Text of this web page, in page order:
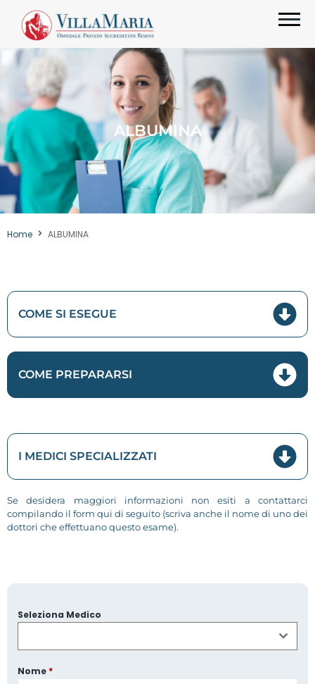
ALBUMINA
Home ALBUMINA
COME SI ESEGUE
COME PREPARARSI
I MEDICI SPECIALIZZATI
Se desidera maggiori informazioni non esiti a contattarci
compilando il form qui di seguito (scriva anche il nome di uno dei
dottori che effettuano questo esame).
Seleziona Medico
Nome *